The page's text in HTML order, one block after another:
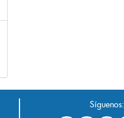
Síguenos: